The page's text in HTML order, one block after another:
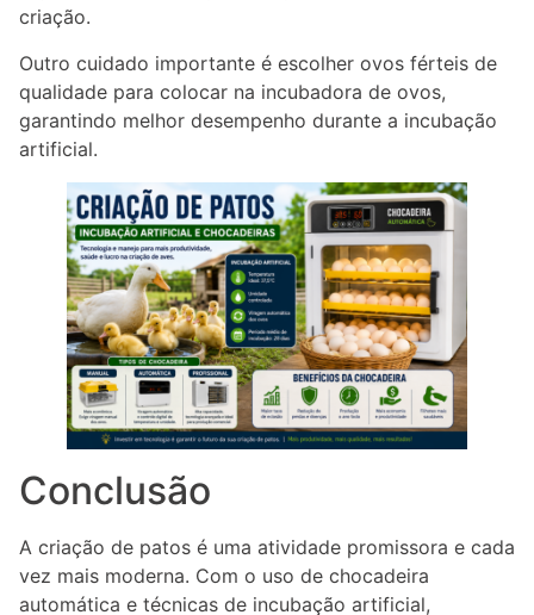
criação.
Outro cuidado importante é escolher ovos férteis de
qualidade para colocar na incubadora de ovos,
garantindo melhor desempenho durante a incubação
artificial.
Conclusão
A criação de patos é uma atividade promissora e cada
vez mais moderna. Com o uso de chocadeira
automática e técnicas de incubação artificial,